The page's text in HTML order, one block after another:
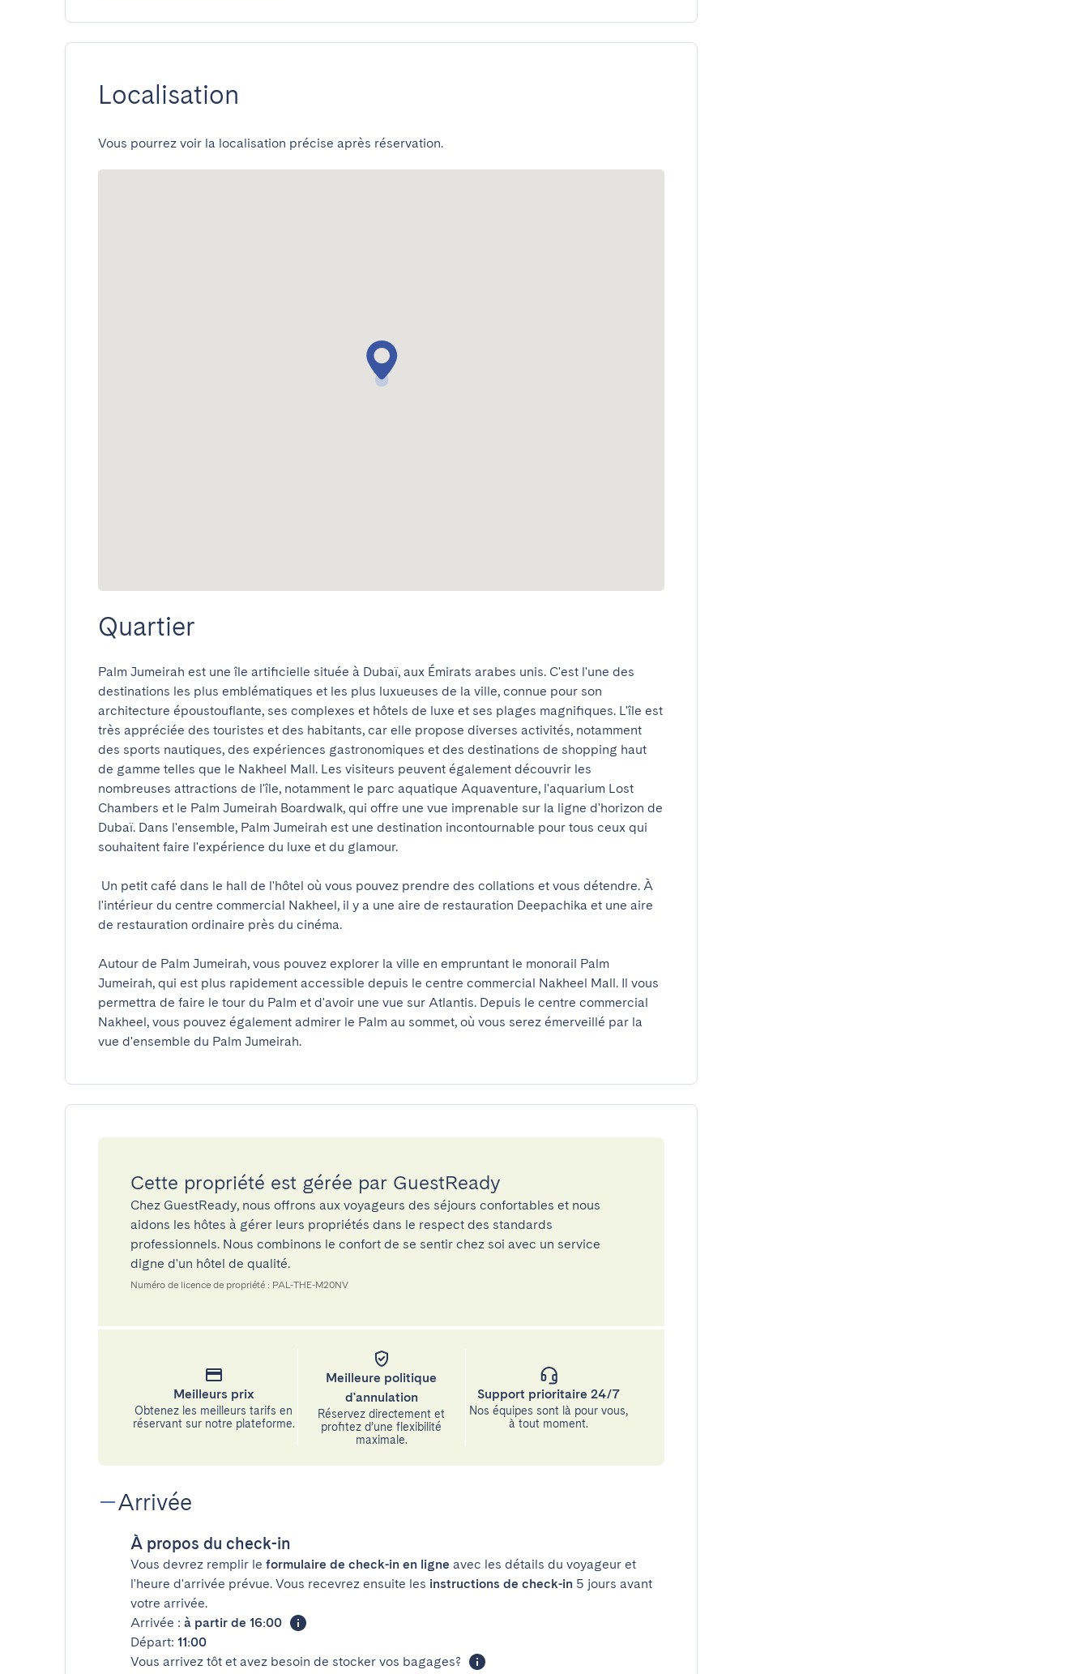
Localisation
Vous pourrez voir la localisation précise après réservation.
Quartier
Palm Jumeirah est une île artificielle située à Dubaï, aux Émirats arabes unis. C'est l'une des
destinations les plus emblématiques et les plus luxueuses de la ville, connue pour son
architecture époustouflante, ses complexes et hôtels de luxe et ses plages magnifiques. L'île est
très appréciée des touristes et des habitants, car elle propose diverses activités, notamment
des sports nautiques, des expériences gastronomiques et des destinations de shopping haut
de gamme telles que le Nakheel Mall. Les visiteurs peuvent également découvrir les
nombreuses attractions de l'île, notamment le parc aquatique Aquaventure, l'aquarium Lost
Chambers et le Palm Jumeirah Boardwalk, qui offre une vue imprenable sur la ligne d'horizon de
Dubaï. Dans l'ensemble, Palm Jumeirah est une destination incontournable pour tous ceux qui
souhaitent faire l'expérience du luxe et du glamour.
l'intérieur du centre commercial Nakheel, il y a une aire de restauration Deepachika et une aire
de restauration ordinaire près du cinéma.
Autour de Palm Jumeirah, vous pouvez explorer la ville en empruntant le monorail Palm
Jumeirah, qui est plus rapidement accessible depuis le centre commercial Nakheel Mall. Il vous
permettra de faire le tour du Palm et d'avoir une vue sur Atlantis. Depuis le centre commercial
Nakheel, vous pouvez également admirer le Palm au sommet, où vous serez émerveillé par la
vue d'ensemble du Palm Jumeirah.
Cette propriété est gérée par GuestReady
Chez GuestReady, nous offrons aux voyageurs des séjours confortables et nous
aidons les hôtes à gérer leurs propriétés dans le respect des standards
professionnels. Nous combinons le confort de se sentir chez soi avec un service
digne d'un hôtel de qualité.
Numéro de licence de propriété : PAL-THE-M20NV
Meilleurs prix
Obtenez les meilleurs tarifs en
réservant sur notre plateforme.
Meilleure politique
d'annulation
Réservez directement et
profitez d’une flexibilité
maximale.
Support prioritaire 24/7
Nos équipes sont là pour vous,
à tout moment.
Arrivée
À propos du check-in
Vous devrez remplir le formulaire de check-in en ligne avec les détails du voyageur et
l'heure d'arrivée prévue. Vous recevrez ensuite les instructions de check-in 5 jours avant
votre arrivée.
Arrivée : à partir de 16:00
Départ: 11:00
Vous arrivez tôt et avez besoin de stocker vos bagages?